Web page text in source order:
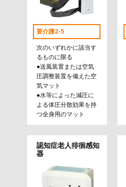
要介護2-5
次のいずれかに該当す
るものに限る
●送風装置または空気
圧調整装置を備えた空
気マット
●水等によった減圧に
よる体圧分散効果を持
つ全身用のマット
認知症老人徘徊感知
器